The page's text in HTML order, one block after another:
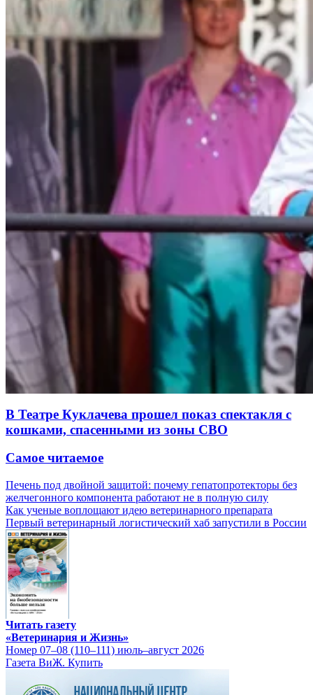
В Театре Куклачева прошел показ спектакля с
кошками, спасенными из зоны СВО
Самое читаемое
Печень под двойной защитой: почему гепатопротекторы без
желчегонного компонента работают не в полную силу
Как ученые воплощают идею ветеринарного препарата
Первый ветеринарный логистический хаб запустили в России
Читать газету
«Ветеринария и Жизнь»
Номер 07–08 (110–111) июль–август 2026
Газета ВиЖ. Купить